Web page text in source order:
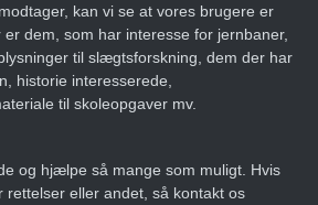
kan vi se at vores brugere er
dem, som har interesse for jernbaner,
til slægtsforskning, dem der har
historie interesserede,
til skoleopgaver mv.
og hjælpe så mange som muligt. Hvis
rettelser eller andet, så kontakt os